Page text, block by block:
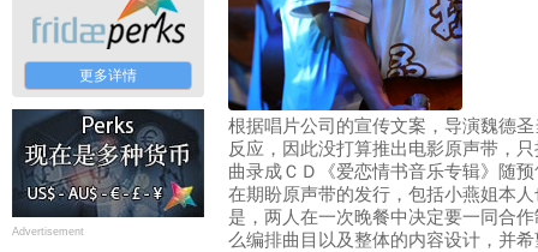
更多详情
Advertisement
根据唱片公司的宣传文案，导演魏德
反应，因此没打算推出电影原声带，
曲录成ＣＤ《爱恋情书音乐专辑》随
在期盼原声带的发行，包括小燕姐本
是，两人在一次晚餐中决定要一同合
么编排曲目以及整体的内容设计，并